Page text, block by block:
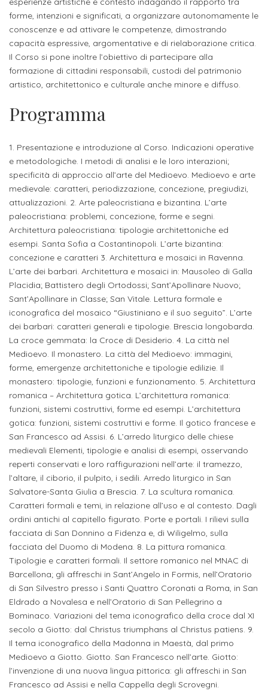
Servizi
allo
studente
Internazionalizzazione
Aziende
e stage
News
Orientamento
Contatti
Didattico
Autorizzazioni
Ministeriali
Nucleo
Valutazione
ECTS
Manualistica
Organigramma
Laboratori
e
sede
TERZA
MISSIONE
Progetti
Terza
Missione
CAPITALE
ITALIANA
DELLA
CULTURA
2023
BGBS2023
RETE
DI
COLLABORAZIONE
Istituzioni
Amministrazioni
Collaborazioni
Partners
Accademia
SantaGiulia
DIPARTIMENTI
Dipartimento
di
Arti
Visive
Dipartimento
di
Comunicazione
e
Didattica
dell'arte
Dipartimento
di
Progettazione
e
Arti
Applicate
DOTTORATI
DI
RICERCA
Arti
Visive
e
Umanesimo
Tecnologico
ALTRI
LIVELLI
FORMAZIONE
Master
Executive
DIDATTICA
ERASMUS+
Reclutamento
Concorsi
Progetti
Terza
Missione
INTERNAZIONALI
ALLO
STUDIO
Inclusione
Carriera
Iscrizione
a
corsi
singoli
Laboratori
e
sede
Servizio
di
stampa
Biblioteca
Alloggi
Modulistica
Consulta
Studentesca
AL
LAVORO
di
Stage
Apprendistato
per
Aziende
Login
aziende
OPPORTUNITÀ
PER
GLI
Stage
attivabili
Opportunità
di
lavoro
Aziende
convenzionate
TO-
ONE
Iscrizione
a
singoli
Gli
step
per
diventare
un
nostro
studente
Iscriviti
alla
Newsletter
OPPORTUNITÀ
FSL
e
attività
per
gli
Istituti
Superiori
INCONTRIAMOCI
IN
ITALIA
Fiere
e
saloni
dell'orientamento
Iscriviti
alla
Newsletter
IN
Come
Iscriversi
Gli
step
per
diventare
un
nostro
studente
genitore
di
uno
studente
iscritto
docente
referente
d'azienda
forme, intenzioni e significati, a organizzare autonomamente le
conoscenze e ad attivare le competenze, dimostrando
capacità espressive, argomentative e di rielaborazione critica.
Il Corso si pone inoltre l’obiettivo di partecipare alla
formazione di cittadini responsabili, custodi del patrimonio
artistico, architettonico e culturale anche minore e diffuso.
Programma
1. Presentazione e introduzione al Corso. Indicazioni operative
e metodologiche. I metodi di analisi e le loro interazioni;
specificità di approccio all’arte del Medioevo. Medioevo e arte
medievale: caratteri, periodizzazione, concezione, pregiudizi,
attualizzazioni. 2. Arte paleocristiana e bizantina. L’arte
paleocristiana: problemi, concezione, forme e segni.
Architettura paleocristiana: tipologie architettoniche ed
esempi. Santa Sofia a Costantinopoli. L’arte bizantina:
concezione e caratteri 3. Architettura e mosaici in Ravenna.
L’arte dei barbari. Architettura e mosaici in: Mausoleo di Galla
Placidia; Battistero degli Ortodossi; Sant’Apollinare Nuovo;
Sant’Apollinare in Classe; San Vitale. Lettura formale e
iconografica del mosaico “Giustiniano e il suo seguito”. L’arte
dei barbari: caratteri generali e tipologie. Brescia longobarda.
La croce gemmata: la Croce di Desiderio. 4. La città nel
Medioevo. Il monastero. La città del Medioevo: immagini,
forme, emergenze architettoniche e tipologie edilizie. Il
monastero: tipologie, funzioni e funzionamento. 5. Architettura
romanica – Architettura gotica. L’architettura romanica:
funzioni, sistemi costruttivi, forme ed esempi. L’architettura
gotica: funzioni, sistemi costruttivi e forme. Il gotico francese e
San Francesco ad Assisi. 6. L’arredo liturgico delle chiese
medievali Elementi, tipologie e analisi di esempi, osservando
reperti conservati e loro raffigurazioni nell’arte: il tramezzo,
l’altare, il ciborio, il pulpito, i sedili. Arredo liturgico in San
Salvatore-Santa Giulia a Brescia. 7. La scultura romanica.
Caratteri formali e temi, in relazione all’uso e al contesto. Dagli
ordini antichi al capitello figurato. Porte e portali. I rilievi sulla
facciata di San Donnino a Fidenza e, di Wiligelmo, sulla
facciata del Duomo di Modena. 8. La pittura romanica.
Tipologie e caratteri formali. Il settore romanico nel MNAC di
Barcellona; gli affreschi in Sant’Angelo in Formis, nell’Oratorio
di San Silvestro presso i Santi Quattro Coronati a Roma, in San
Eldrado a Novalesa e nell’Oratorio di San Pellegrino a
Bominaco. Variazioni del tema iconografico della croce dal XI
secolo a Giotto: dal Christus triumphans al Christus patiens. 9.
Il tema iconografico della Madonna in Maestà, dal primo
Medioevo a Giotto. Giotto. San Francesco nell’arte. Giotto:
l’invenzione di una nuova lingua pittorica: gli affreschi in San
Francesco ad Assisi e nella Cappella degli Scrovegni.